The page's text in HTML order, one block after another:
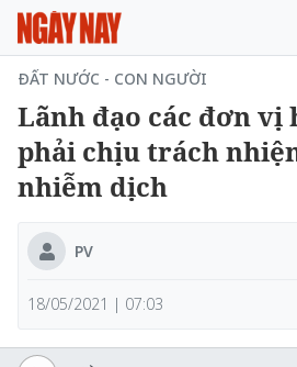
ĐẤT NƯỚC - CON NGƯỜI
Lãnh đạo các đơn vị
phải chịu trách
nhiễm dịch
PV
18/05/2021 | 07:03